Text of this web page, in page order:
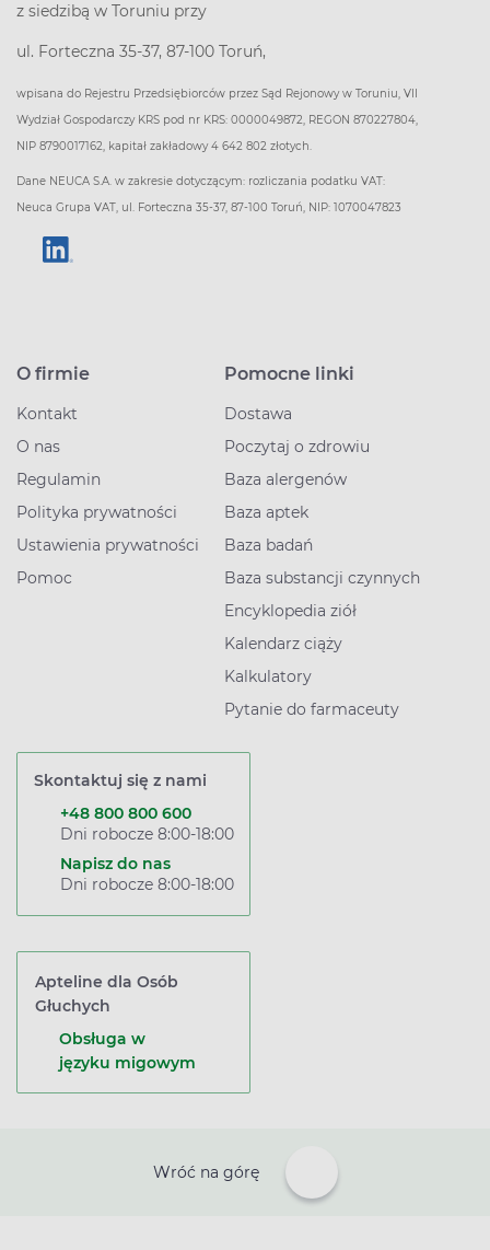
z siedzibą w Toruniu przy
ul. Forteczna 35-37, 87-100 Toruń,
wpisana do Rejestru Przedsiębiorców przez Sąd Rejonowy w Toruniu, VII
Wydział Gospodarczy KRS pod nr KRS: 0000049872, REGON 870227804,
NIP 8790017162, kapitał zakładowy 4 642 802 złotych.
Dane NEUCA S.A. w zakresie dotyczącym: rozliczania podatku VAT:
Neuca Grupa VAT, ul. Forteczna 35-37, 87-100 Toruń, NIP: 1070047823
O firmie
Kontakt
O nas
Regulamin
Polityka prywatności
Ustawienia prywatności
Pomoc
Pomocne linki
Dostawa
Poczytaj o zdrowiu
Baza alergenów
Baza aptek
Baza badań
Baza substancji czynnych
Encyklopedia ziół
Kalendarz ciąży
Kalkulatory
Pytanie do farmaceuty
Skontaktuj się z nami
+48 800 800 600
Dni robocze 8:00-18:00
Napisz do nas
Dni robocze 8:00-18:00
Apteline dla Osób
Głuchych
Obsługa w
języku migowym
Wróć na górę